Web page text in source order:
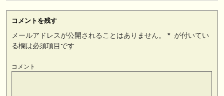
コメントを残す
メールアドレスが公開されることはありません。 * が付いてい
る欄は必須項目です
コメント